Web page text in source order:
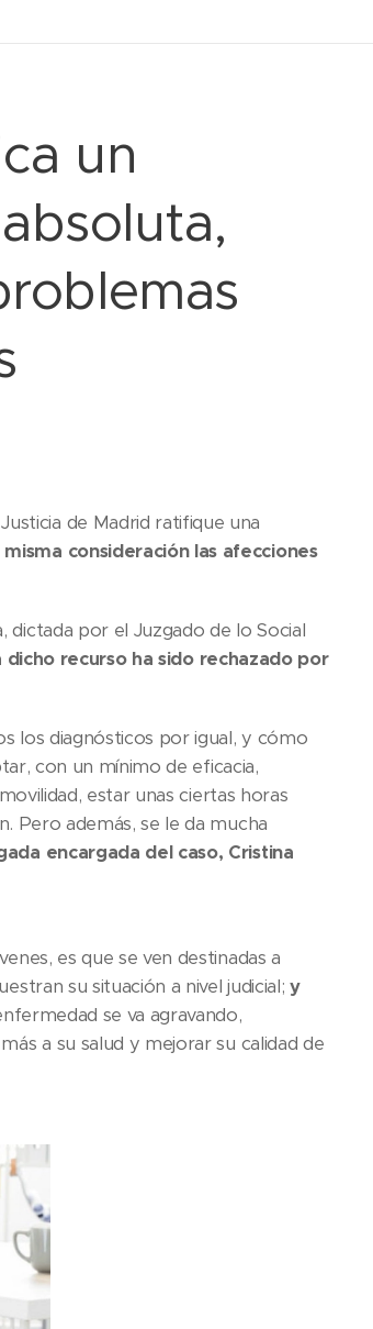
un
de Madrid ratifique una
consideración las afecciones
dictada por el Juzgado de lo Social
dicho recurso ha sido rechazado por
los diagnósticos por igual, y cómo
con un mínimo de eficacia,
estar unas ciertas horas
Pero además, se le da mucha
encargada del caso, Cristina
es que se ven destinadas a
su situación a nivel judicial; y
se va agravando,
a su salud y mejorar su calidad de